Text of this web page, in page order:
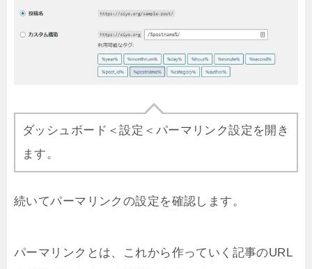
ダッシュボード＜設定＜パーマリンク設定を開き
ます。
続いてパーマリンクの設定を確認します。
パーマリンクとは、これから作っていく記事のURL